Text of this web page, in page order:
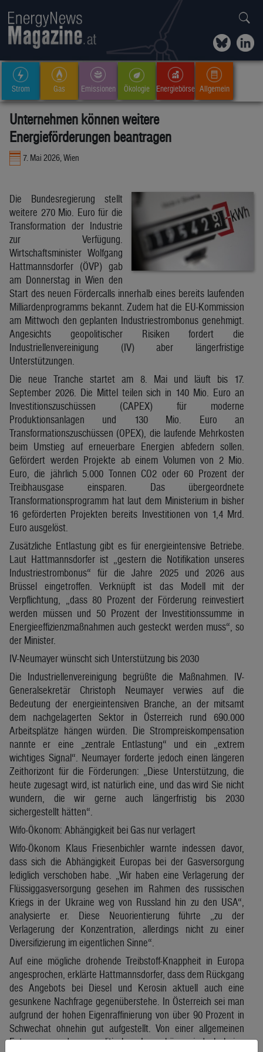
Strom Gas Emissionen Ökologie Energiebörse Allgemein
Unternehmen können weitere
Energieförderungen beantragen
7. Mai 2026, Wien
Die Bundesregierung stellt
weitere 270 Mio. Euro für die
Transformation der Industrie
zur Verfügung.
Wirtschaftsminister Wolfgang
Hattmannsdorfer (ÖVP) gab
am Donnerstag in Wien den
Start des neuen Fördercalls innerhalb eines bereits laufenden
Milliardenprogramms bekannt. Zudem hat die EU-Kommission
am Mittwoch den geplanten Industriestrombonus genehmigt.
Angesichts geopolitischer Risiken fordert die
Industriellenvereinigung (IV) aber längerfristige
Unterstützungen.
Die neue Tranche startet am 8. Mai und läuft bis 17.
September 2026. Die Mittel teilen sich in 140 Mio. Euro an
Investitionszuschüssen (CAPEX) für moderne
Produktionsanlagen und 130 Mio. Euro an
Transformationszuschüssen (OPEX), die laufende Mehrkosten
beim Umstieg auf erneuerbare Energien abfedern sollen.
Gefördert werden Projekte ab einem Volumen von 2 Mio.
Euro, die jährlich 5.000 Tonnen CO2 oder 60 Prozent der
Treibhausgase einsparen. Das übergeordnete
Transformationsprogramm hat laut dem Ministerium in bisher
16 geförderten Projekten bereits Investitionen von 1,4 Mrd.
Euro ausgelöst.
Zusätzliche Entlastung gibt es für energieintensive Betriebe.
Laut Hattmannsdorfer ist „gestern die Notifikation unseres
Industriestrombonus“ für die Jahre 2025 und 2026 aus
Brüssel eingetroffen. Verknüpft ist das Modell mit der
Verpflichtung, „dass 80 Prozent der Förderung reinvestiert
werden müssen und 50 Prozent der Investitionssumme in
Energieeffizienzmaßnahmen auch gesteckt werden muss“, so
der Minister.
IV-Neumayer wünscht sich Unterstützung bis 2030
Die Industriellenvereinigung begrüßte die Maßnahmen. IV-
Generalsekretär Christoph Neumayer verwies auf die
Bedeutung der energieintensiven Branche, an der mitsamt
dem nachgelagerten Sektor in Österreich rund 690.000
Arbeitsplätze hängen würden. Die Strompreiskompensation
nannte er eine „zentrale Entlastung“ und ein „extrem
wichtiges Signal“. Neumayer forderte jedoch einen längeren
Zeithorizont für die Förderungen: „Diese Unterstützung, die
heute zugesagt wird, ist natürlich eine, und das wird Sie nicht
wundern, die wir gerne auch längerfristig bis 2030
sichergestellt hätten“.
Wifo-Ökonom: Abhängigkeit bei Gas nur verlagert
Wifo-Ökonom Klaus Friesenbichler warnte indessen davor,
dass sich die Abhängigkeit Europas bei der Gasversorgung
lediglich verschoben habe. „Wir haben eine Verlagerung der
Flüssiggasversorgung gesehen im Rahmen des russischen
Kriegs in der Ukraine weg von Russland hin zu den USA“,
analysierte er. Diese Neuorientierung führte „zu der
Verlagerung der Konzentration, allerdings nicht zu einer
Diversifizierung im eigentlichen Sinne“.
Auf eine mögliche drohende Treibstoff-Knappheit in Europa
angesprochen, erklärte Hattmannsdorfer, dass dem Rückgang
des Angebots bei Diesel und Kerosin aktuell auch eine
gesunkene Nachfrage gegenüberstehe. In Österreich sei man
aufgrund der hohen Eigenraffinierung von über 90 Prozent in
Schwechat ohnehin gut aufgestellt. Von einer allgemeinen
Entspannung der geopolitischen Lage könne jedoch keine